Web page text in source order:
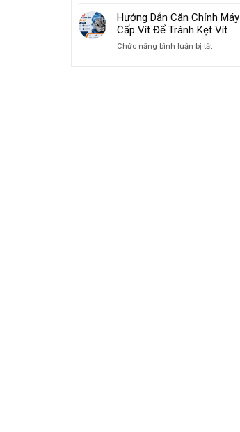
Bằng
Máy
Sử
Dụng
Cấp
Hướng Dẫn Căn Chỉnh Máy
Cấp Vít Để Tránh Kẹt Vít
Chức năng bình luận bị tắtở